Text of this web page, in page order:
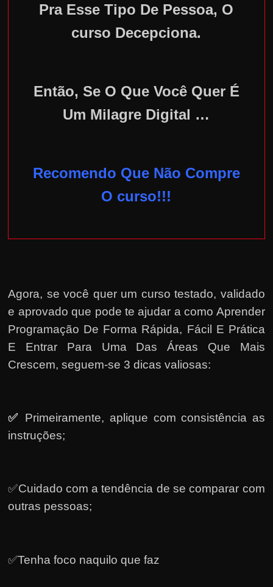
Pra Esse Tipo De Pessoa, O
curso Decepciona.
Então, Se O Que Você Quer É
Um Milagre Digital …
Recomendo Que Não Compre
O curso!!!
Agora, se você quer um curso testado, validado
e aprovado que pode te ajudar a como Aprender
Programação De Forma Rápida, Fácil E Prática
E Entrar Para Uma Das Áreas Que Mais
Crescem, seguem-se 3 dicas valiosas:
✅ Primeiramente, aplique com consistência as
instruções;
✅Cuidado com a tendência de se comparar com
outras pessoas;
✅Tenha foco naquilo que faz